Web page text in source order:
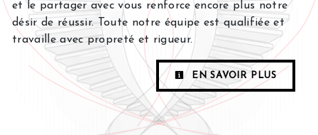
et le partager avec vous renforce encore plus notre
désir de réussir. Toute notre équipe est qualifiée et
travaille avec propreté et rigueur.
EN SAVOIR PLUS